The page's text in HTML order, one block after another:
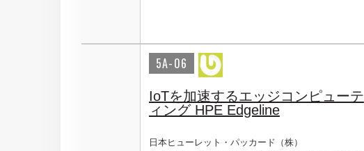
5A-06
IoTを加速するエッジコンピューテ
ィング HPE Edgeline
日本ヒューレット・パッカード（株）